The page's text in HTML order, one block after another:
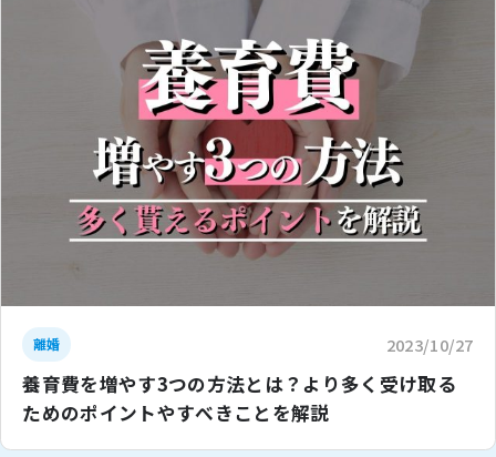
離婚 2023/10/27
養育費を増やす3つの方法とは？より多く受け取る
ためのポイントやすべきことを解説